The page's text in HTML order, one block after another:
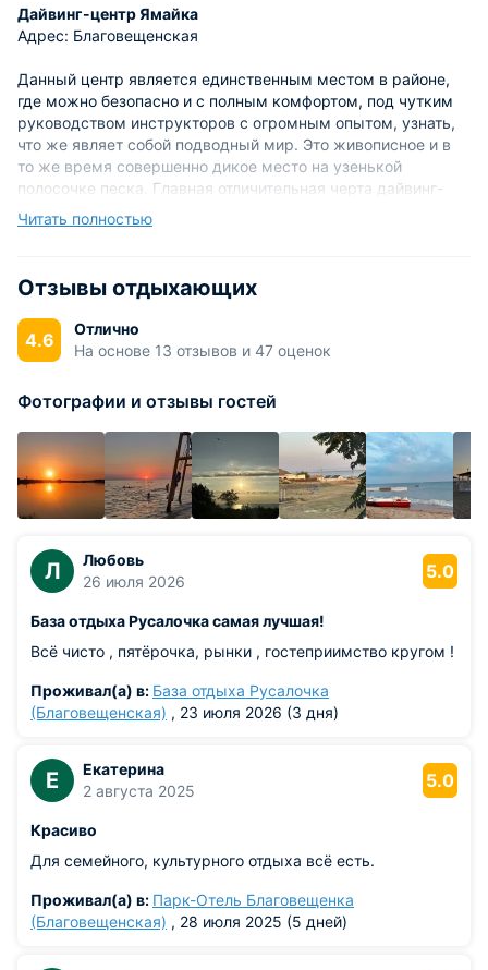
Дайвинг-центр Ямайка
Адрес: Благовещенская
Данный центр является единственным местом в районе,
где можно безопасно и с полным комфортом, под чутким
руководством инструкторов с огромным опытом, узнать,
что же являет собой подводный мир. Это живописное и в
то же время совершенно дикое место на узенькой
полосочке песка. Главная отличительная черта дайвинг-
центра – это спокойный и приветливый коллектив
работников, квалифицированные дайв-гиды, с которыми не
подземным миром.
Кафе "Галактика"
Адрес: Благовещенская
«Анапа». Именно здесь туристы могут вкусненько
пообедать или поужинать и при этом не слишком
потратиться. Домашняя кухня придется по вкусу
абсолютно всем посетителям. С 22-00 до 03.00 ночи в
кафе проводится дискотека. Так что отдыхающие могут
насладиться прекрасной музыкой, потанцевать,
Кафе "Calipso"
А вот придя в кафе "Calipso" можно отведать вкусный
море продукты, копчености, приготовленные рыбаками с
большим стажем по давним рецептам – что может быть
можно и на чашечку ароматного кофе, который особенно
приятно пить, наблюдая чудесные виды.
Развлекательный центр Open-air Жар
Адрес: Витязево, ул. Черноморская, д. 238
открытым небом. Здесь предложены туристам
развлекательные шумные дискотеки, различные
Читать полностью
Отзывы отдыхающих
4.6
Отлично
На основе 13 отзывов и 47 оценок
Фотографии и отзывы гостей
Л
Любовь
26 июля 2026
5.0
База отдыха Русалочка самая лучшая!
Всё чисто , пятёрочка, рынки , гостеприимство кругом !
Проживал(а) в: База отдыха Русалочка
(Благовещенская) , 23 июля 2026 (3 дня)
Е
Екатерина
2 августа 2025
5.0
Красиво
Для семейного, культурного отдыха всё есть.
Проживал(а) в: Парк-Отель Благовещенка
(Благовещенская) , 28 июля 2025 (5 дней)